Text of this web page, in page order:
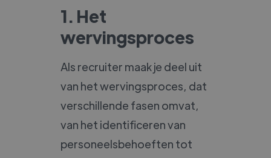
1. Het
wervingsproces
Als recruiter maak je deel uit
van het wervingsproces, dat
verschillende fasen omvat,
van het identificeren van
personeelsbehoeften tot